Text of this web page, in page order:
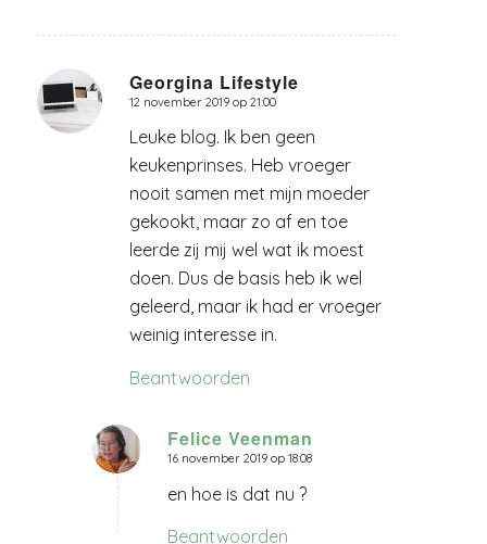
Georgina Lifestyle
zegt:
12 november 2019 op 21:00
Leuke blog. Ik ben geen
keukenprinses. Heb vroeger
nooit samen met mijn moeder
gekookt, maar zo af en toe
leerde zij mij wel wat ik moest
doen. Dus de basis heb ik wel
geleerd, maar ik had er vroeger
weinig interesse in.
Beantwoorden
Felice Veenman
zegt:
16 november 2019 op 18:08
en hoe is dat nu ?
Beantwoorden